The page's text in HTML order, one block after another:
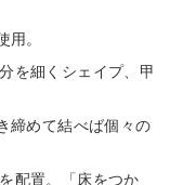
用。
を細くシェイプ、甲
締めて結べば個々の
配置。「床をつか